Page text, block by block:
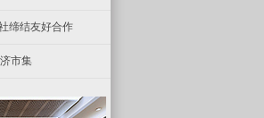
缔结友好合作
市集